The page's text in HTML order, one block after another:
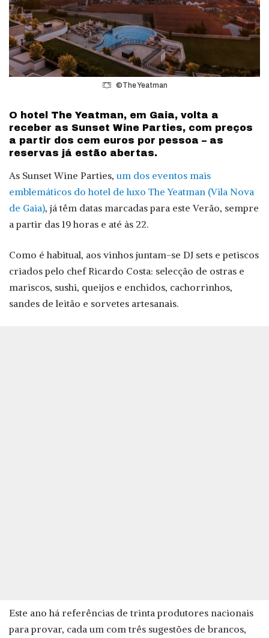
©The Yeatman
O hotel The Yeatman, em Gaia, volta a
receber as Sunset Wine Parties, com preços
a partir dos cem euros por pessoa – as
reservas já estão abertas.
As Sunset Wine Parties, um dos eventos mais
emblemáticos do hotel de luxo The Yeatman (Vila Nova
de Gaia), já têm datas marcadas para este Verão, sempre
a partir das 19 horas e até às 22.
Como é habitual, aos vinhos juntam-se DJ sets e petiscos
criados pelo chef Ricardo Costa: selecção de ostras e
mariscos, sushi, queijos e enchidos, cachorrinhos,
sandes de leitão e sorvetes artesanais.
Este ano há referências de trinta produtores nacionais
para provar, cada um com três sugestões de brancos,